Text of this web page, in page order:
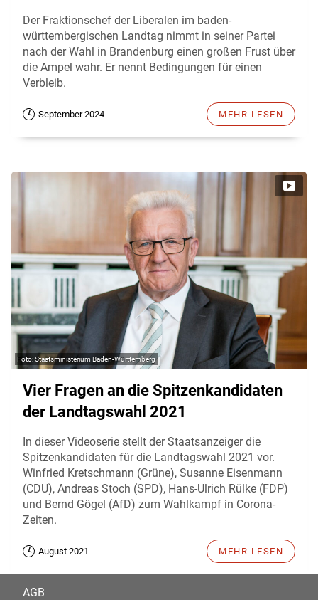
Der Fraktionschef der Liberalen im baden-
württembergischen Landtag nimmt in seiner Partei
nach der Wahl in Brandenburg einen großen Frust über
die Ampel wahr. Er nennt Bedingungen für einen
Verbleib.
September 2024 MEHR LESEN
Staatsministerium Baden-Württemberg
Vier Fragen an die Spitzenkandidaten
der Landtagswahl 2021
In dieser Videoserie stellt der Staatsanzeiger die
Spitzenkandidaten für die Landtagswahl 2021 vor.
Winfried Kretschmann (Grüne), Susanne Eisenmann
(CDU), Andreas Stoch (SPD), Hans-Ulrich Rülke (FDP)
und Bernd Gögel (AfD) zum Wahlkampf in Corona-
Zeiten.
August 2021 MEHR LESEN
AGB